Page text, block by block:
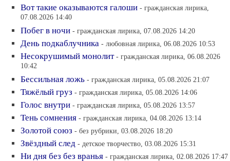
Вот такие оказываются галоши - гражданская лирика,
07.08.2026 14:40
Побег в ночи - гражданская лирика, 07.08.2026 14:20
День подкаблучника - любовная лирика, 06.08.2026 10:53
Несокрушимый монолит - гражданская лирика, 06.08.2026
10:42
Бессильная ложь - гражданская лирика, 05.08.2026 21:07
Тяжёлый груз - гражданская лирика, 05.08.2026 14:06
Голос внутри - гражданская лирика, 05.08.2026 13:57
Тень сомнения - гражданская лирика, 04.08.2026 13:14
Золотой союз - без рубрики, 03.08.2026 18:20
Звёздный след - детское творчество, 03.08.2026 15:31
Ни дня без без вранья - гражданская лирика, 02.08.2026 17:47